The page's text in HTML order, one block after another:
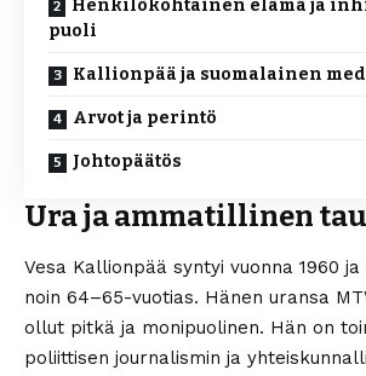
Henkilökohtainen elämä ja
puoli
Kallionpää ja suomalainen
Arvot ja perintö
Johtopäätös
Ura ja ammatillinen
Vesa Kallionpää syntyi vuonna 1960 ja
noin 64–65-vuotias. Hänen uransa
ollut pitkä ja monipuolinen. Hän on
poliittisen journalismin ja